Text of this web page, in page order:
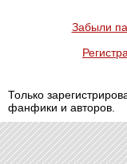
Забыли
Только
фанфики и авторов.